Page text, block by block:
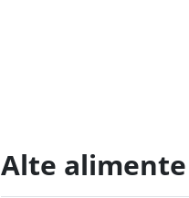
Alte